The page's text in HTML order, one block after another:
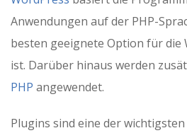
Anwendungen auf der PHP-
besten geeignete Option für die
ist. Darüber hinaus werden
PHP angewendet.
Plugins sind eine der wichtigsten